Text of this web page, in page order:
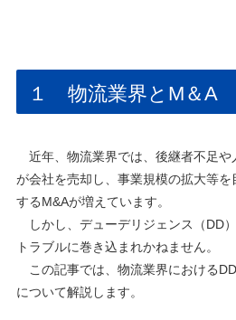
１ 物流業界とM＆A
近年、物流業界では、後継者不足や
が会社を売却し、事業規模の拡大等
するM&Aが増えています。
しかし、デューデリジェンス（DD
トラブルに巻き込まれかねません。
この記事では、物流業界における
について解説します。